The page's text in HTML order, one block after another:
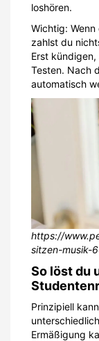
loshören.
Wichtig:
zahlst du
Erst
Testen. Nach
automatisch
https://
sitzen-musik-
So löst du
Prinzipiell
Ermäßigung